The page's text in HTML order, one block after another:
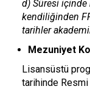
d) Süresi
kendiliğinden
tarihler
Mezuniyet
Lisansüstü
tarihinde Resmi